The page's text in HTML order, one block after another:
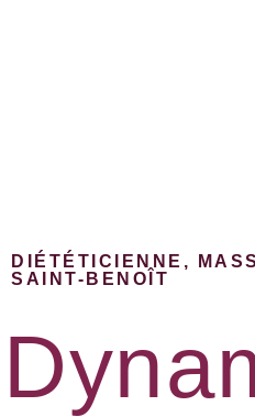
DIÉTÉTICIENNE,
SAINT-BENOÎT